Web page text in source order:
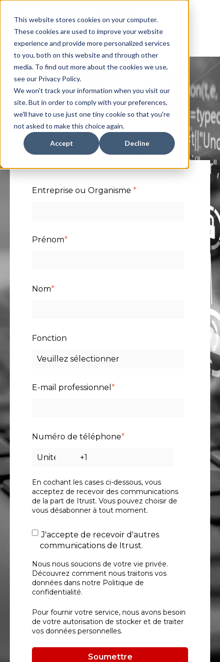
This website stores cookies on your computer.
These cookies are used to improve your website
experience and provide more personalized services
to you, both on this website and through other
media. To find out more about the cookies we use,
see our Privacy Policy.
We won't track your information when you visit our
site. But in order to comply with your preferences,
we'll have to use just one tiny cookie so that you're
not asked to make this choice again.
Accept Decline
Fiche Algorithme
WEB INJECTION
Détection de tentative d’injection Web.
Entreprise ou Organisme *
Prénom*
Nom*
Fonction
E-mail professionnel *
Numéro de téléphone*
En cochant les cases ci-dessous, vous
acceptez de recevoir des communications
de la part de Itrust. Vous pouvez choisir de
vous désabonner à tout moment.
J'accepte de recevoir d'autres
communications de Itrust.
Nous nous soucions de votre vie privée.
Découvrez comment nous traitons vos
données dans notre Politique de
confidentialité.
Pour fournir votre service, nous avons besoin
de votre autorisation de stocker et de traiter
vos données personnelles.